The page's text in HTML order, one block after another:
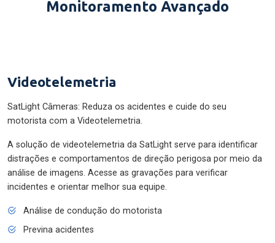
Monitoramento Avançado
Videotelemetria
SatLight Câmeras: Reduza os acidentes e cuide do seu
motorista com a Videotelemetria.
A solução de videotelemetria da SatLight serve para identificar
distrações e comportamentos de direção perigosa por meio da
análise de imagens. Acesse as gravações para verificar
incidentes e orientar melhor sua equipe.
Análise de condução do motorista
Previna acidentes